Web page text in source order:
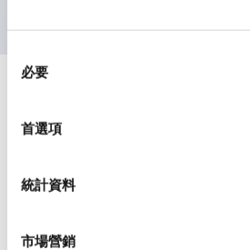
必要
首選項
統計資料
市場營銷
審美規範
環境規範
機械規格